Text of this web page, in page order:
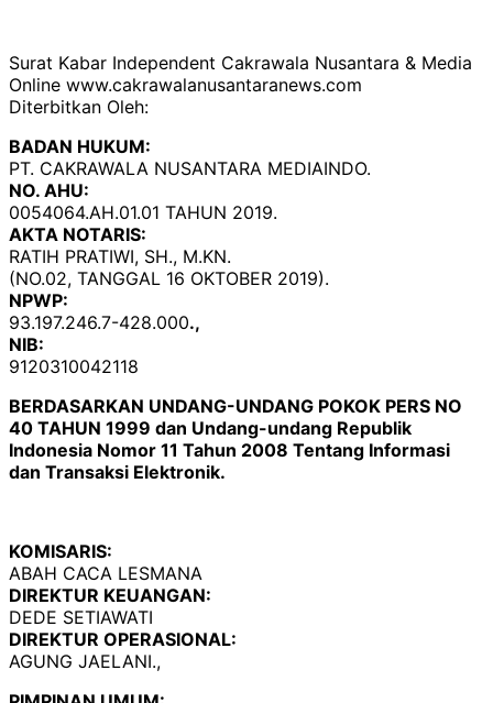
Surat Kabar Independent Cakrawala Nusantara & Media
Online www.cakrawalanusantaranews.com
Diterbitkan Oleh:
BADAN HUKUM:
PT. CAKRAWALA NUSANTARA MEDIAINDO.
NO. AHU:
0054064.AH.01.01 TAHUN 2019.
AKTA NOTARIS:
RATIH PRATIWI, SH., M.KN.
(NO.02, TANGGAL 16 OKTOBER 2019).
NPWP:
93.197.246.7-428.000.,
NIB:
9120310042118
BERDASARKAN UNDANG-UNDANG POKOK PERS NO
40 TAHUN 1999 dan Undang-undang Republik
Indonesia Nomor 11 Tahun 2008 Tentang Informasi
dan Transaksi Elektronik.
KOMISARIS:
ABAH CACA LESMANA
DIREKTUR KEUANGAN:
DEDE SETIAWATI
DIREKTUR OPERASIONAL:
AGUNG JAELANI.,